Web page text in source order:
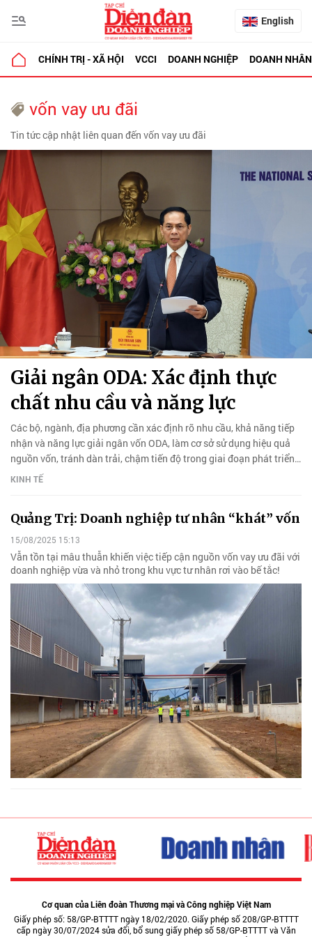
English
CHÍNH TRỊ - XÃ HỘI VCCI DOANH NGHIỆP DOANH NHÂN
vốn vay ưu đãi
Tin tức cập nhật liên quan đến vốn vay ưu đãi
Giải ngân ODA: Xác định thực
chất nhu cầu và năng lực
Các bộ, ngành, địa phương cần xác định rõ nhu cầu, khả năng tiếp
nhận và năng lực giải ngân vốn ODA, làm cơ sở sử dụng hiệu quả
nguồn vốn, tránh dàn trải, chậm tiến độ trong giai đoạn phát triển
tới.
KINH TẾ
Quảng Trị: Doanh nghiệp tư nhân “khát” vốn
15/08/2025 15:13
Vẫn tồn tại mâu thuẫn khiến việc tiếp cận nguồn vốn vay ưu đãi với
doanh nghiệp vừa và nhỏ trong khu vực tư nhân rơi vào bế tắc!
Cơ quan của Liên đoàn Thương mại và Công nghiệp Việt Nam
Giấy phép số: 58/GP-BTTTT ngày 18/02/2020. Giấy phép số 208/GP-BTTTT
cấp ngày 30/07/2024 sửa đổi, bổ sung giấy phép số 58/GP-BTTTT và Văn